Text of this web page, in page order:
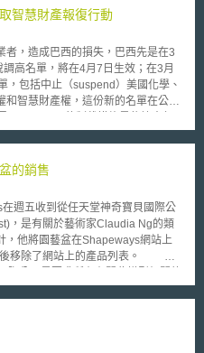
智慧財產報復行動
，造成巴西的損失，巴西先是在3
高名單，將在4月7日生效；在3月
，包括中止（suspend）美國化學、
智慧財產權，這份新的名單在公布
國的貿易糾紛所作出的決定，WTO
8.29億美元的跨業報復（cross-
付諸實行，將會是WTO糾紛中第一
府希望藉由最
，美國貿易代表團則認為巴西此舉
西政府協商共同解決這項議題，盡
的銷售
五收到從任天堂神奇寶貝國際公
，是有關於藝術家Claudia Ng的類
，他將園藝盆在Shapeways網站上
除了網站上的產品列表。 根
寶貝遊戲名稱用於此盆栽設計名稱，
英吋(6.5公分)高，售價為49美元，